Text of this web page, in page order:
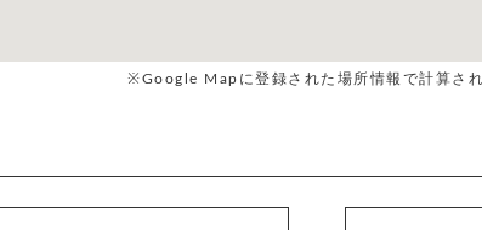
※Google Mapに登録された場所情報で計算さ